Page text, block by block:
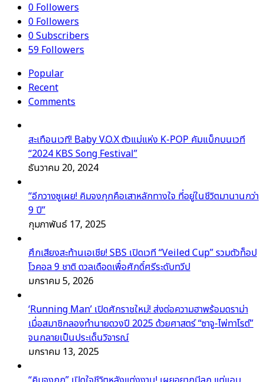
0Followers
0Followers
0Subscribers
59Followers
Popular
Recent
Comments
สะเทือนเวที! Baby V.O.X ตัวแม่แห่ง K-POP คัมแบ็กบนเวที
“2024 KBS Song Festival”
ธันวาคม 20, 2024
“อีกวางซูเผย! คิมจงกุกคือเสาหลักทางใจ ที่อยู่ในชีวิตมานานกว่า
9 ปี”
กุมภาพันธ์ 17, 2025
ศึกเสียงสะท้านเอเชีย! SBS เปิดเวที “Veiled Cup” รวมตัวท็อป
โวคอล 9 ชาติ ดวลเดือดเพื่อศักดิ์ศรีระดับทวีป
มกราคม 5, 2026
‘Running Man’ เปิดศักราชใหม่! ส่งต่อความฮาพร้อมดราม่า
เมื่อสมาชิกลองทำนายดวงปี 2025 ด้วยศาสตร์ “ซาจู-ไพ่ทาโรต์”
จนกลายเป็นประเด็นวิจารณ์
มกราคม 13, 2025